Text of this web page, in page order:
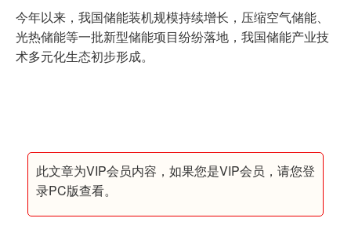
电力
新能源
今年以来，我国储能装机规模持续增长，压缩空气储能、
光热储能等一批新型储能项目纷纷落地，我国储能产业技
术多元化生态初步形成。
此文章为VIP会员内容，如果您是VIP会员，请您登
录PC版查看。